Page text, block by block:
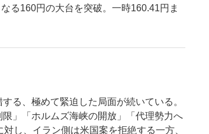
る160円の大台を突破。一時160.41円ま
る、極めて緊迫した局面が続いている。
」「ホルムズ海峡の開放」「代理勢力へ
し、イラン側は米国案を拒絶する一方、